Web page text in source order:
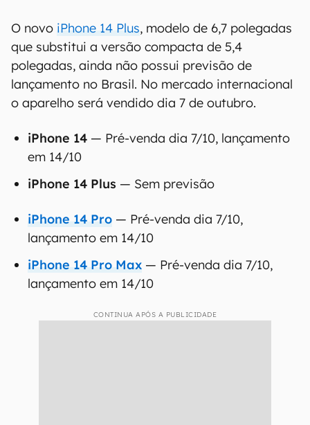
O novo iPhone 14 Plus, modelo de 6,7 polegadas
que substitui a versão compacta de 5,4
polegadas, ainda não possui previsão de
lançamento no Brasil. No mercado internacional
o aparelho será vendido dia 7 de outubro.
iPhone 14 — Pré-venda dia 7/10, lançamento
em 14/10
iPhone 14 Plus — Sem previsão
iPhone 14 Pro — Pré-venda dia 7/10,
lançamento em 14/10
iPhone 14 Pro Max — Pré-venda dia 7/10,
lançamento em 14/10
CONTINUA APÓS A PUBLICIDADE